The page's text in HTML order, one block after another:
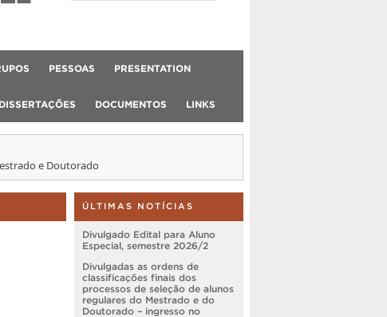
PESSOAS PRESENTATION
DOCUMENTOS LINKS
e Doutorado
ÚLTIMAS NOTÍCIAS
Divulgado Edital para Aluno
Especial, semestre 2026/2
Divulgadas as ordens de
classificações finais dos
processos de seleção de alunos
regulares do Mestrado e do
Doutorado – ingresso no